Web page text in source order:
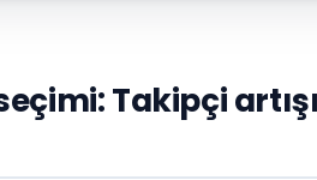
Takipçi